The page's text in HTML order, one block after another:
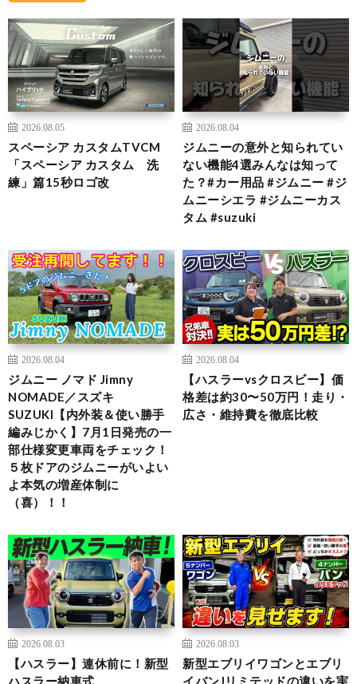
2026.08.05
スペーシア カスタムTVCM
「スペーシア カスタム 洗
練」篇15秒ロゴ改
2026.08.04
ジムニーの意外と知られてい
ない機能4選みんなは知って
た？#カー用品 #ジムニー #ジ
ムニーシエラ #ジムニーカス
タム #suzuki
2026.08.04
ジムニー ノマド Jimny
NOMADE／スズキ
SUZUKI【内外装＆使い勝手
編みじかく】7月1日発売の一
部仕様変更車両をチェック！
５枚ドアのジムニーがいよい
よ本気の増産体制に
（喜）！！
2026.08.04
【ハスラーvsクロスビー】価
格差は約30〜50万円！走り・
広さ・維持費を徹底比較
2026.08.03
【ハスラー】連休前に！新型
ハスラー納車式
2026.08.03
新型エブリイワゴンとエブリ
イバンJリミテッドの違いを実